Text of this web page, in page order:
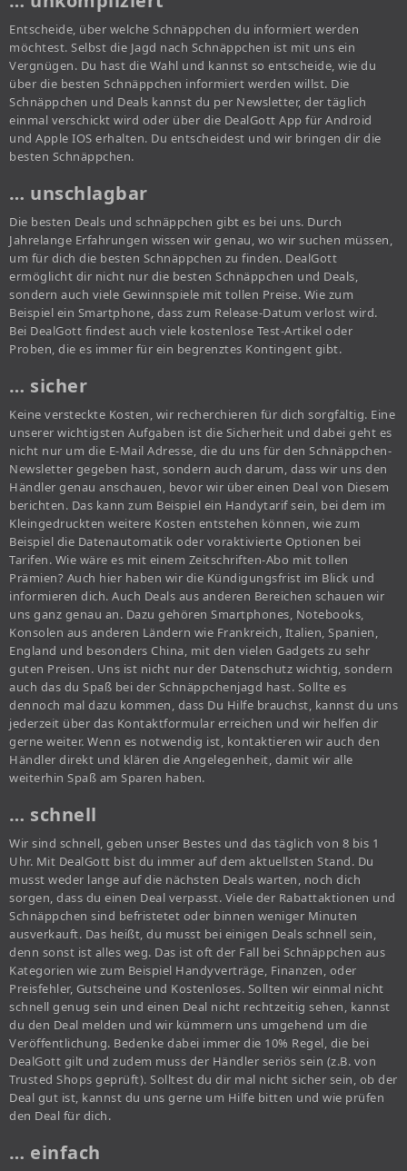
Entscheide, über welche Schnäppchen du informiert werden
möchtest. Selbst die Jagd nach Schnäppchen ist mit uns ein
Vergnügen. Du hast die Wahl und kannst so entscheide, wie du
über die besten Schnäppchen informiert werden willst. Die
Schnäppchen und Deals kannst du per Newsletter, der täglich
einmal verschickt wird oder über die DealGott App für Android
und Apple IOS erhalten. Du entscheidest und wir bringen dir die
besten Schnäppchen.
… unschlagbar
Die besten Deals und schnäppchen gibt es bei uns. Durch
Jahrelange Erfahrungen wissen wir genau, wo wir suchen müssen,
um für dich die besten Schnäppchen zu finden. DealGott
ermöglicht dir nicht nur die besten Schnäppchen und Deals,
sondern auch viele Gewinnspiele mit tollen Preise. Wie zum
Beispiel ein Smartphone, dass zum Release-Datum verlost wird.
Bei DealGott findest auch viele kostenlose Test-Artikel oder
Proben, die es immer für ein begrenztes Kontingent gibt.
… sicher
Keine versteckte Kosten, wir recherchieren für dich sorgfältig. Eine
unserer wichtigsten Aufgaben ist die Sicherheit und dabei geht es
nicht nur um die E-Mail Adresse, die du uns für den Schnäppchen-
Newsletter gegeben hast, sondern auch darum, dass wir uns den
Händler genau anschauen, bevor wir über einen Deal von Diesem
berichten. Das kann zum Beispiel ein Handytarif sein, bei dem im
Kleingedruckten weitere Kosten entstehen können, wie zum
Beispiel die Datenautomatik oder voraktivierte Optionen bei
Tarifen. Wie wäre es mit einem Zeitschriften-Abo mit tollen
Prämien? Auch hier haben wir die Kündigungsfrist im Blick und
informieren dich. Auch Deals aus anderen Bereichen schauen wir
uns ganz genau an. Dazu gehören Smartphones, Notebooks,
Konsolen aus anderen Ländern wie Frankreich, Italien, Spanien,
England und besonders China, mit den vielen Gadgets zu sehr
guten Preisen. Uns ist nicht nur der Datenschutz wichtig, sondern
auch das du Spaß bei der Schnäppchenjagd hast. Sollte es
dennoch mal dazu kommen, dass Du Hilfe brauchst, kannst du uns
jederzeit über das Kontaktformular erreichen und wir helfen dir
gerne weiter. Wenn es notwendig ist, kontaktieren wir auch den
Händler direkt und klären die Angelegenheit, damit wir alle
weiterhin Spaß am Sparen haben.
… schnell
Wir sind schnell, geben unser Bestes und das täglich von 8 bis 1
Uhr. Mit DealGott bist du immer auf dem aktuellsten Stand. Du
musst weder lange auf die nächsten Deals warten, noch dich
sorgen, dass du einen Deal verpasst. Viele der Rabattaktionen und
Schnäppchen sind befristetet oder binnen weniger Minuten
ausverkauft. Das heißt, du musst bei einigen Deals schnell sein,
denn sonst ist alles weg. Das ist oft der Fall bei Schnäppchen aus
Kategorien wie zum Beispiel Handyverträge, Finanzen, oder
Preisfehler, Gutscheine und Kostenloses. Sollten wir einmal nicht
schnell genug sein und einen Deal nicht rechtzeitig sehen, kannst
du den Deal melden und wir kümmern uns umgehend um die
Veröffentlichung. Bedenke dabei immer die 10% Regel, die bei
DealGott gilt und zudem muss der Händler seriös sein (z.B. von
Trusted Shops geprüft). Solltest du dir mal nicht sicher sein, ob der
Deal gut ist, kannst du uns gerne um Hilfe bitten und wie prüfen
den Deal für dich.
… einfach